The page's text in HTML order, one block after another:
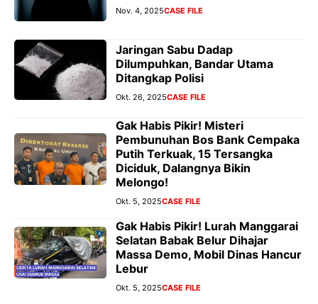
Nov. 4, 2025CASE FILE
Jaringan Sabu Dadap
Dilumpuhkan, Bandar Utama
Ditangkap Polisi
Okt. 26, 2025CASE FILE
Gak Habis Pikir! Misteri
Pembunuhan Bos Bank Cempaka
Putih Terkuak, 15 Tersangka
Diciduk, Dalangnya Bikin
Melongo!
Okt. 5, 2025CASE FILE
Gak Habis Pikir! Lurah Manggarai
Selatan Babak Belur Dihajar
Massa Demo, Mobil Dinas Hancur
Lebur
Okt. 5, 2025CASE FILE